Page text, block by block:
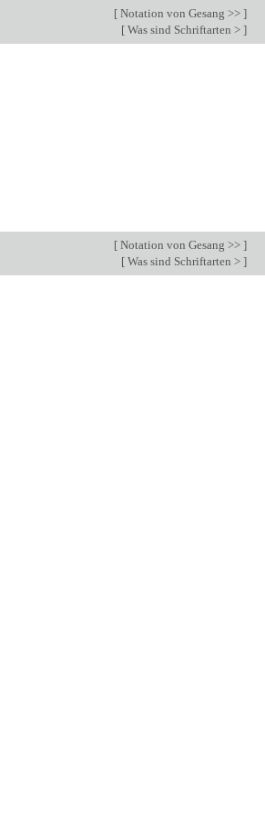
[ Notation von Gesang >> ]
[ Was sind Schriftarten > ]
[ Notation von Gesang >> ]
[ Was sind Schriftarten > ]